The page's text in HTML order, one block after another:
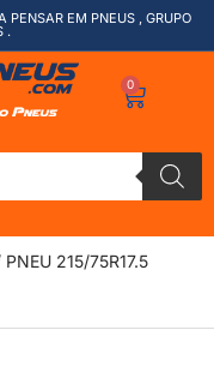
PENSAR EM PNEUS , GRUPO
.
0
PNEU 215/75R17.5